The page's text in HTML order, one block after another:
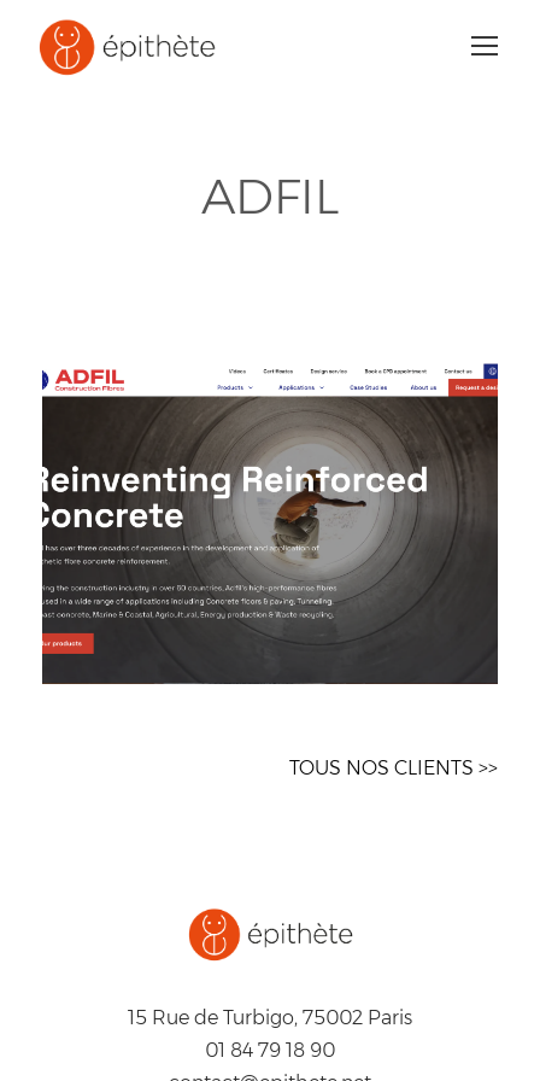
ADFIL
TOUS NOS CLIENTS >>
15 Rue de Turbigo, 75002 Paris
01 84 79 18 90